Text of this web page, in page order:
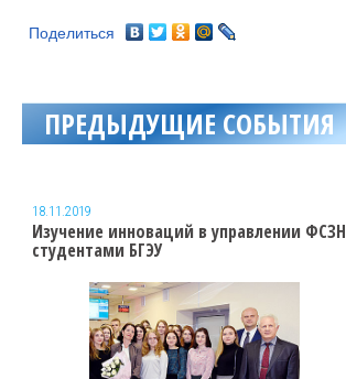
Поделиться
ПРЕДЫДУЩИЕ СОБЫТИЯ
18.11.2019
Изучение инноваций в управлении ФСЗН
студентами БГЭУ